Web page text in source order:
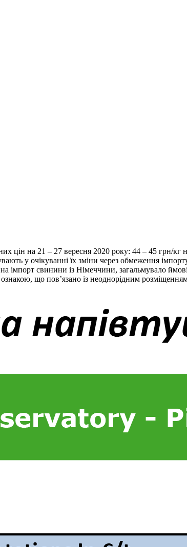
цін на 21 – 27 вересня 2020 року: 44 – 45 грн/
у очікуванні їх зміни через обмеження
імпорт свинини із Німеччини, загальмувало
що пов’язано із неоднорідним